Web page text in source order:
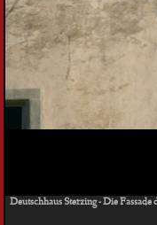
Deutschhaus Sterzing - Die Fassade